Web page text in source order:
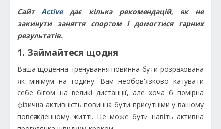
СайтActiveдає кілька рекомендацій, як не
закинути заняття спортом і домогтися гарних
результатів.
1. Займайтеся щодня
Ваша щоденна тренування повинна бути розрахована
як мінімум на годину. Вам необов'язково катувати
себе бігом на великі дистанції, але хоча б помірна
фізична активність повинна бути присутніми у вашому
повсякденному житті. Це може бути навіть активна